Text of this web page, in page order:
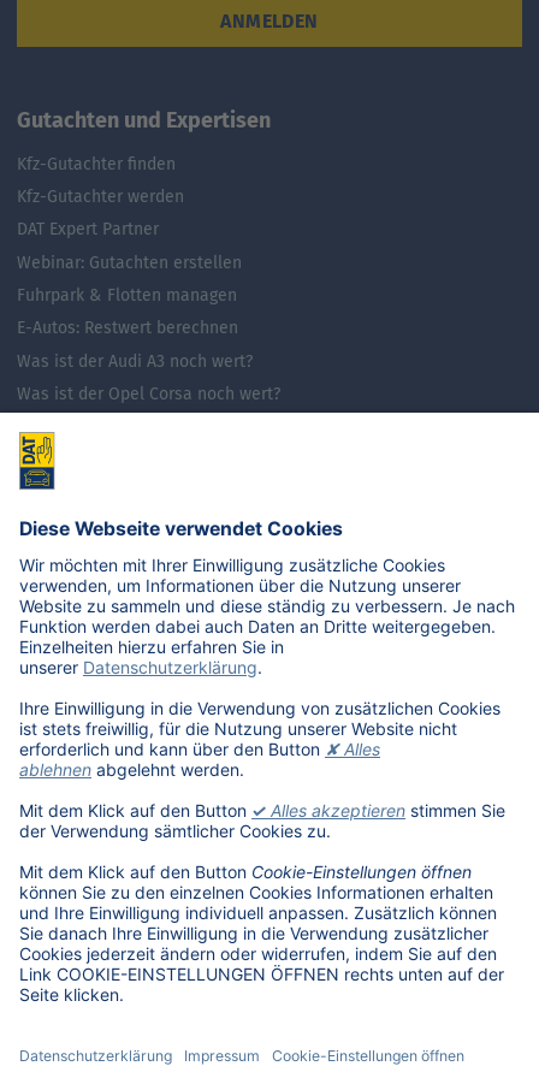
ANMELDEN
Gutachten und Expertisen
Kfz-Gutachter finden
Kfz-Gutachter werden
DAT Expert Partner
Webinar: Gutachten erstellen
Fuhrpark & Flotten managen
E-Autos: Restwert berechnen
Was ist der Audi A3 noch wert?
Was ist der Opel Corsa noch wert?
Was ist der Renault Zoe noch wert?
Was ist der VW Golf noch wert?
E-Mobilität in Deutschland
Karriere
Übersicht
Stellenangebote
Benefits
DAT als Arbeitgeber
Schüler, Absolventen, Studenten
#getDATjob
DAT International
Wir über uns
DAT Historie
Nachhaltigkeit
Informationssicherheit
Anfahrt